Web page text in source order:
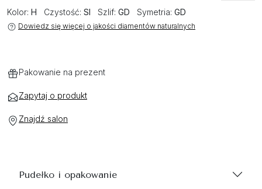
Kolor: H Czystość: SI Szlif: GD Symetria: GD
Dowiedz się więcej o jakości diamentów naturalnych
Pakowanie na prezent
Zapytaj o produkt
Znajdź salon
Pudełko i opakowanie